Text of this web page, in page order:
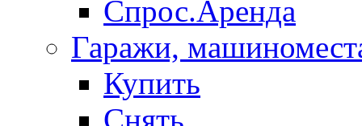
Спрос.Аренда
Гаражи,
Купить
Снять